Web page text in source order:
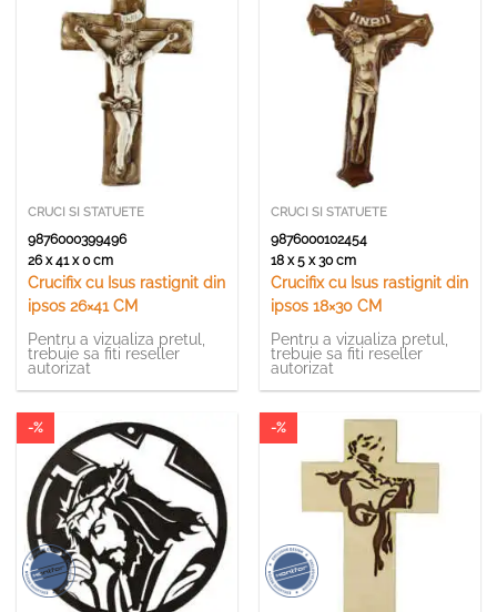
CRUCI SI STATUETE
9876000399496
26 x 41 x 0 cm
Crucifix cu Isus rastignit din
ipsos 26×41 CM
Pentru a vizualiza pretul,
trebuie sa fiti reseller
autorizat
CRUCI SI STATUETE
9876000102454
18 x 5 x 30 cm
Crucifix cu Isus rastignit din
ipsos 18×30 CM
Pentru a vizualiza pretul,
trebuie sa fiti reseller
autorizat
-% -%